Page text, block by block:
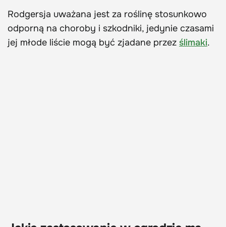
Rodgersja uważana jest za roślinę stosunkowo
odporną na choroby i szkodniki, jedynie czasami
jej młode liście mogą być zjadane przez ślimaki.